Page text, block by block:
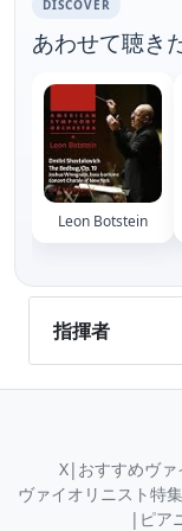
DISCOVER
あわせて聴き
Leon Botstein
指揮者
X| おすすめヴ
ヴァイオリニスト特
| ピア